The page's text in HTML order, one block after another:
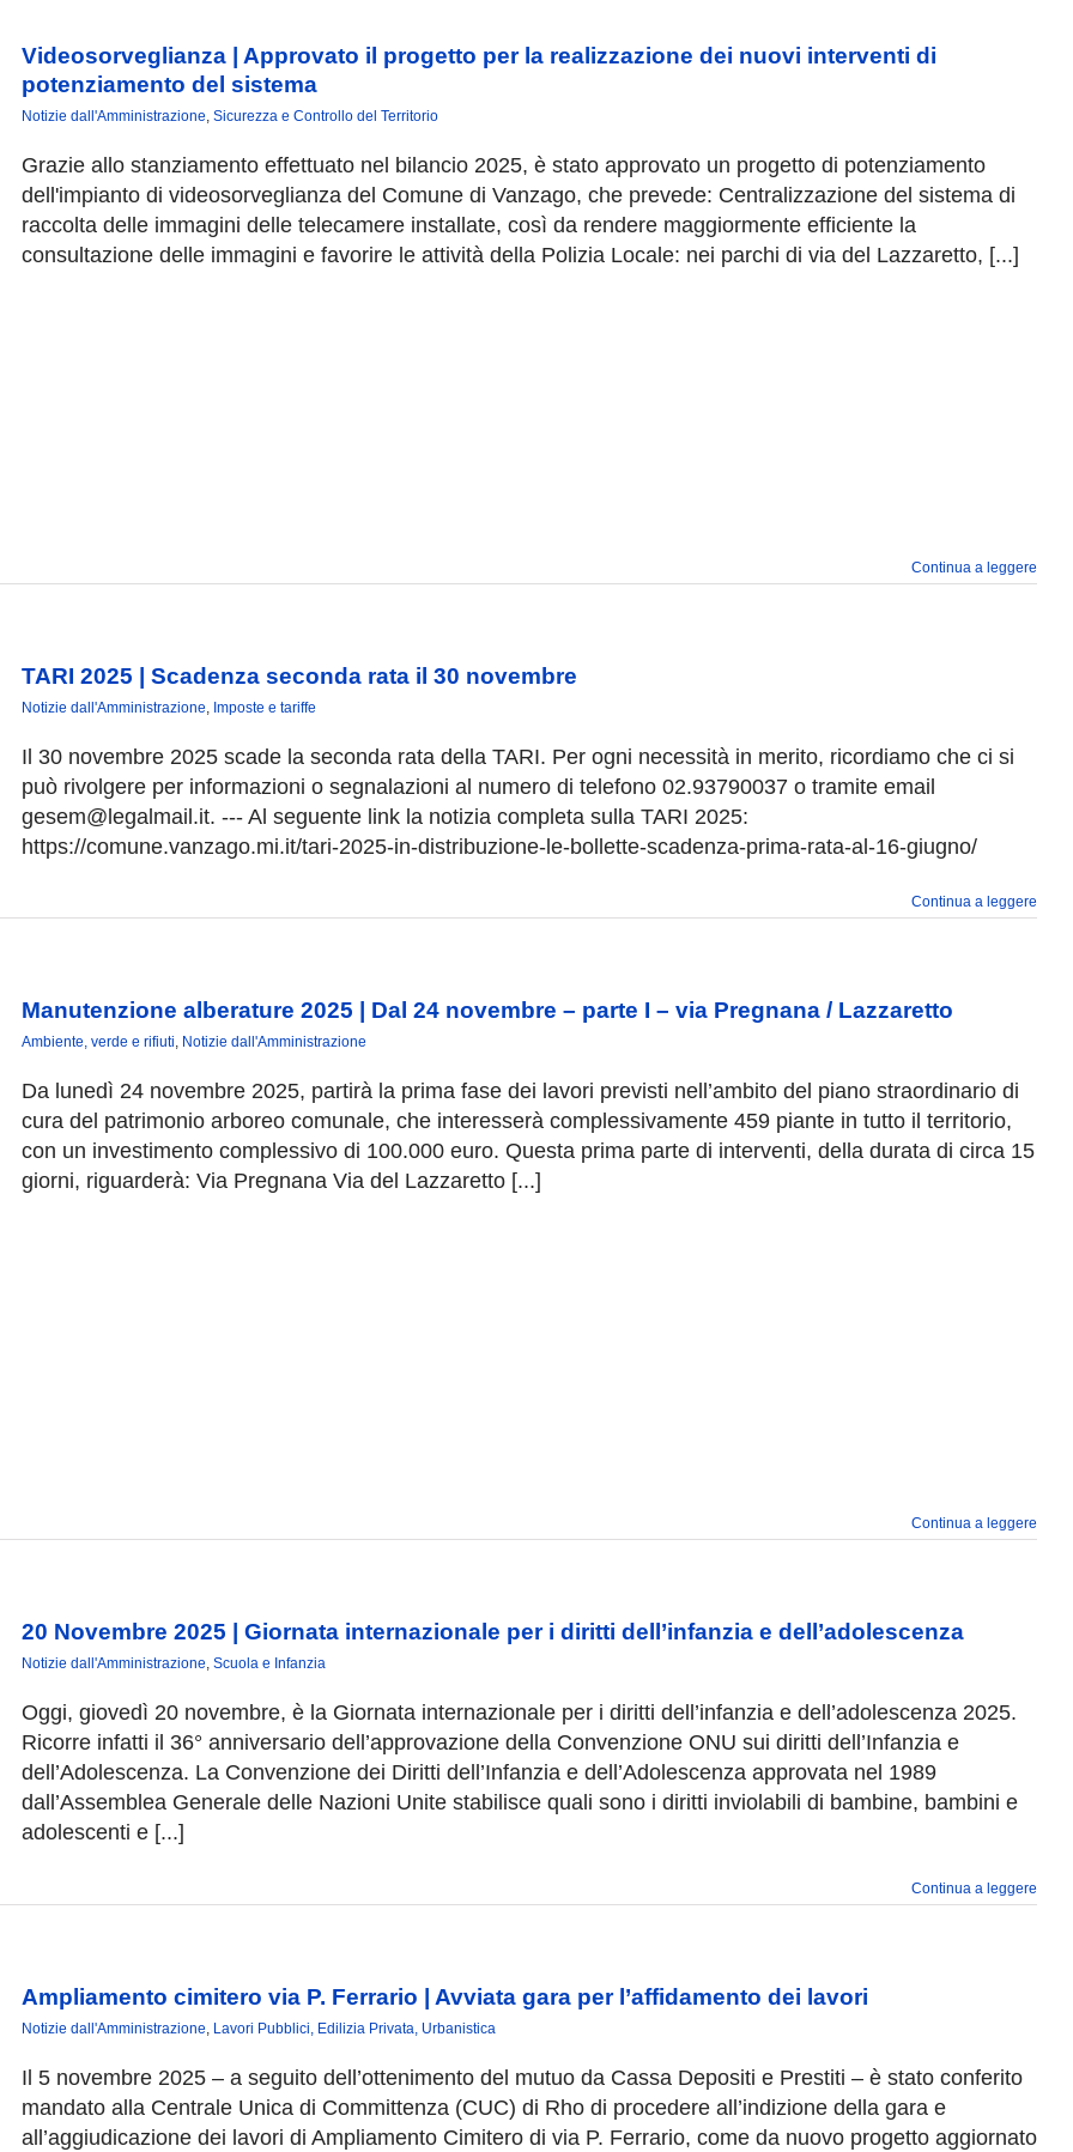
Videosorveglianza | Approvato il progetto per la realizzazione dei nuovi interventi di
potenziamento del sistema
Notizie dall'Amministrazione Sicurezza e Controllo del Territorio
Grazie allo stanziamento effettuato nel bilancio 2025, è stato approvato un progetto di potenziamento
dell'impianto di videosorveglianza del Comune di Vanzago, che prevede: Centralizzazione del sistema di
raccolta delle immagini delle telecamere installate, così da rendere maggiormente efficiente la
consultazione delle immagini e favorire le attività della Polizia Locale: nei parchi di via del Lazzaretto, [...]
Continua a leggere
TARI 2025 | Scadenza seconda rata il 30 novembre
Notizie dall'Amministrazione, Imposte e tariffe
Il 30 novembre 2025 scade la seconda rata della TARI. Per ogni necessità in merito, ricordiamo che ci si
può rivolgere per informazioni o segnalazioni al numero di telefono 02.93790037 o tramite email
gesem@legalmail.it. --- Al seguente link la notizia completa sulla TARI 2025:
https://comune.vanzago.mi.it/tari-2025-in-distribuzione-le-bollette-scadenza-prima-rata-al-16-giugno/
Continua a leggere
Manutenzione alberature 2025 | Dal 24 novembre – parte I – via Pregnana / Lazzaretto
Ambiente, verde e rifiuti, Notizie dall'Amministrazione
Da lunedì 24 novembre 2025, partirà la prima fase dei lavori previsti nell’ambito del piano straordinario di
cura del patrimonio arboreo comunale, che interesserà complessivamente 459 piante in tutto il territorio,
con un investimento complessivo di 100.000 euro. Questa prima parte di interventi, della durata di circa 15
giorni, riguarderà: Via Pregnana Via del Lazzaretto [...]
Continua a leggere
20 Novembre 2025 | Giornata internazionale per i diritti dell’infanzia e dell’adolescenza
Notizie dall'Amministrazione, Scuola e Infanzia
Oggi, giovedì 20 novembre, è la Giornata internazionale per i diritti dell’infanzia e dell’adolescenza 2025.
Ricorre infatti il 36° anniversario dell’approvazione della Convenzione ONU sui diritti dell’Infanzia e
dell’Adolescenza. La Convenzione dei Diritti dell’Infanzia e dell’Adolescenza approvata nel 1989
dall’Assemblea Generale delle Nazioni Unite stabilisce quali sono i diritti inviolabili di bambine, bambini e
adolescenti e [...]
Continua a leggere
Ampliamento cimitero via P. Ferrario | Avviata gara per l’affidamento dei lavori
Notizie dall'Amministrazione, Lavori Pubblici, Edilizia Privata, Urbanistica
Il 5 novembre 2025 – a seguito dell’ottenimento del mutuo da Cassa Depositi e Prestiti – è stato conferito
mandato alla Centrale Unica di Committenza (CUC) di Rho di procedere all’indizione della gara e
all’aggiudicazione dei lavori di Ampliamento Cimitero di via P. Ferrario, come da nuovo progetto aggiornato